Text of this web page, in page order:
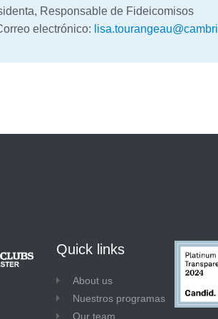
Responsable de Fideicomisos
electrónico:
Quick links
About us
Nuestros programas
Our team